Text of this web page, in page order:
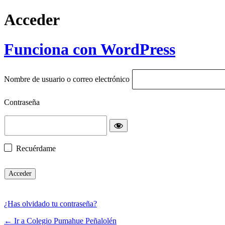
Acceder
Funciona con WordPress
Nombre de usuario o correo electrónico
Contraseña
Recuérdame
¿Has olvidado tu contraseña?
← Ir a Colegio Pumahue Peñalolén